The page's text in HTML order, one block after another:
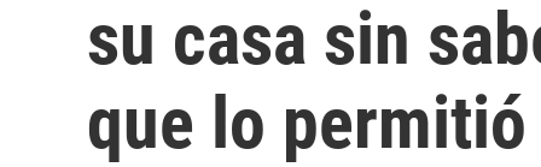
su casa sin
que lo permitió